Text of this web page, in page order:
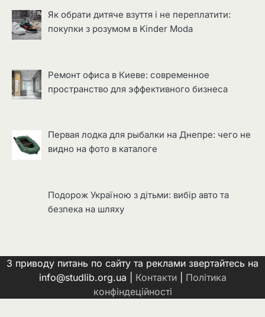
Як обрати дитяче взуття і не переплатити:
покупки з розумом в Kinder Moda
Ремонт офиса в Киеве: современное
пространство для эффективного бизнеса
Первая лодка для рыбалки на Днепре: чего не
видно на фото в каталоге
Подорож Україною з дітьми: вибір авто та
безпека на шляху
З приводу питань по сайту та реклами звертайтесь на
info@studlib.org.ua | Контакти| Політика
конфіндеційності